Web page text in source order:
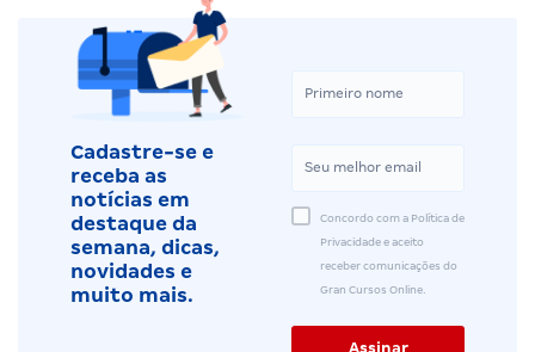
Cadastre-se e
receba as
notícias em
destaque da
semana, dicas,
novidades e
muito mais.
Concordo com a Política de
Privacidade e aceito
receber comunicações do
Gran Cursos Online.